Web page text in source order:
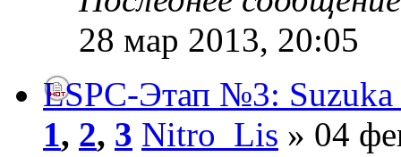
28 мар 2013, 20:05
LSPC-Этап №3:
1, 2, 3 Nitro_Lis » 04